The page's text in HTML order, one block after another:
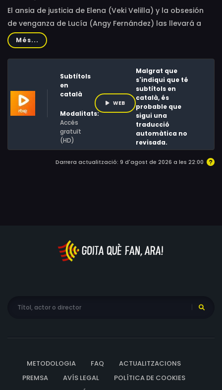
El ansia de justicia de Elena (Veki Velilla) y la obsesión
de venganza de Lucía (Angy Fernández) las llevará a
cometer un error detrás de otro hasta que las
consecuencias sean imparables.
Més...
Subtítols
en
català
Modalitats:
Accés
gratuït
(HD)
WEB
Malgrat que
s'indiqui que té
subtítols en
català, és
probable que
sigui una
traducció
automàtica no
revisada.
Darrera actualització: 9 d'agost de 2026 a les 22:00
METODOLOGIA FAQ
ACTUALITZACIONS
PREMSA
AVÍS LEGAL
POLÍTICA DE COOKIES